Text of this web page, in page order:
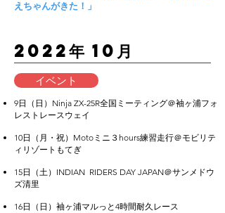
えちゃんがきた！」
​2022年 10月
イベント
9日（日）Ninja ZX-25R全国ミーティング＠袖ヶ浦フォ
レストレースウェイ
10日（月・祝）Motoミニ３hours練習走行＠モビリテ
ィリゾートもてぎ
15日（土）INDIAN RIDERS DAY JAPAN＠サンメドウ
ズ清里
16日（日）袖ヶ浦マルっと4時間耐久レース